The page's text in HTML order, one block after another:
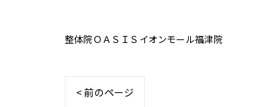
整体院ＯＡＳＩＳイオンモール福津院
< 前のページ